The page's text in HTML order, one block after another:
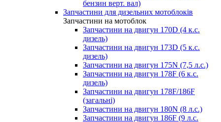
бензин верт. вал)
Запчастини для дизельних мотоблоків
Запчастини на мотоблок
Запчастини на двигун 170D (4 к.с.
дизель)
Запчастини на двигун 173D (5 к.с.
дизель)
Запчастини на двигун 175N (7,5 л.с.)
Запчастини на двигун 178F (6 к.с.
дизель)
Запчастини на двигун 178F/186F
(загальні)
Запчастини на двигун 180N (8 л.с.)
Запчастини на двигун 186F (9 л.с.